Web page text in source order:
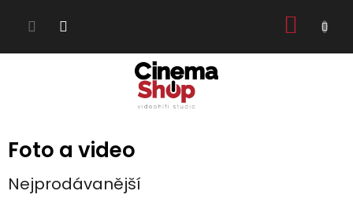
Foto a video
Nejprodávanější